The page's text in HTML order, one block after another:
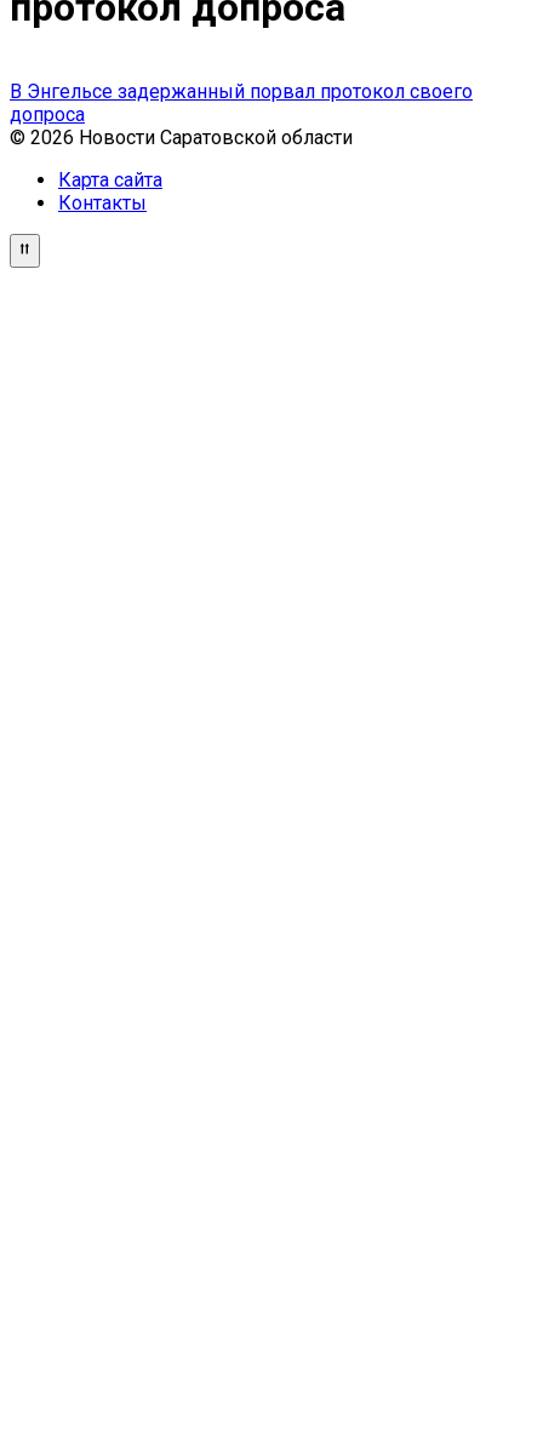
В Энгельсе задержанный порвал протокол своего
допроса
© 2026 Новости Саратовской области
Карта сайта
Контакты